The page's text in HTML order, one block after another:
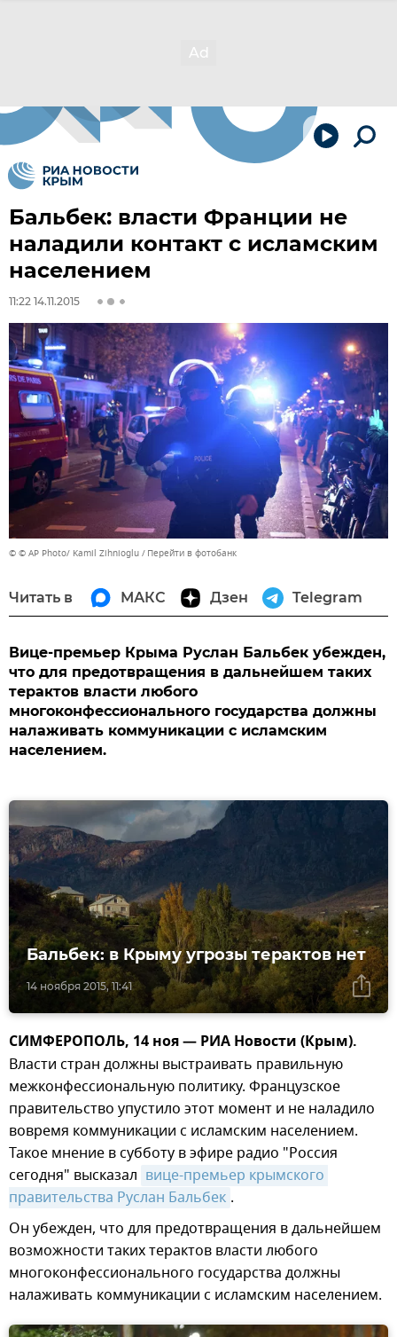
Бальбек: власти Франции не
наладили контакт с исламским
населением
11:22 14.11.2015
© © AP Photo/ Kamil Zihnioglu Перейти в фотобанк
Читать в МАКС Дзен Telegram
Вице-премьер Крыма Руслан Бальбек убежден,
что для предотвращения в дальнейшем таких
терактов власти любого
многоконфессионального государства должны
налаживать коммуникации с исламским
населением.
14 ноября 2015, 11:41
Бальбек: в Крыму угрозы терактов нет
СИМФЕРОПОЛЬ, 14 ноя — РИА Новости (Крым).
Власти стран должны выстраивать правильную
межконфессиональную политику. Французское
правительство упустило этот момент и не наладило
вовремя коммуникации с исламским населением.
Такое мнение в субботу в эфире радио "Россия
сегодня" высказал вице-премьер крымского
правительства Руслан Бальбек .
Он убежден, что для предотвращения в дальнейшем
возможности таких терактов власти любого
многоконфессионального государства должны
налаживать коммуникации с исламским населением.